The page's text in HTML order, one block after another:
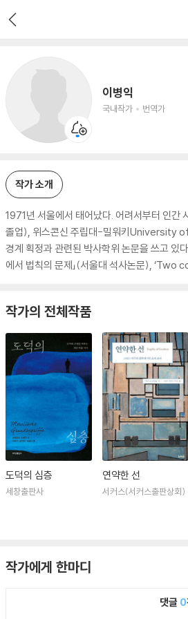
이병익
국내작가 번역가
작가 소개
1971년 서울에서 태어났다. 어려서부터 인간
졸업), 위스콘신 주립대-밀워키University
경계 획정과 관련된 박사학위 논문을 쓰고 있
에서 법칙의 문제」(서울대 석사논문),
작가의 전체작품
도덕의 심층
세창출판사
연약한 선
서커스(서커스출판상회)
작가에게 한마디
댓글 0